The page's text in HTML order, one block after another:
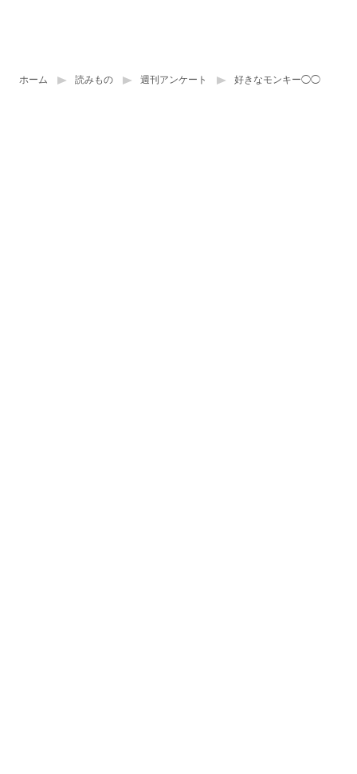
ホーム 読みもの 週刊アンケート 好きなモンキー◯◯